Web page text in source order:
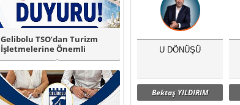
Gelibolu TSO’dan Turizm
İşletmelerine Önemli
Duyuru!
U DÖNÜŞÜ
Bektaş YILDIRIM